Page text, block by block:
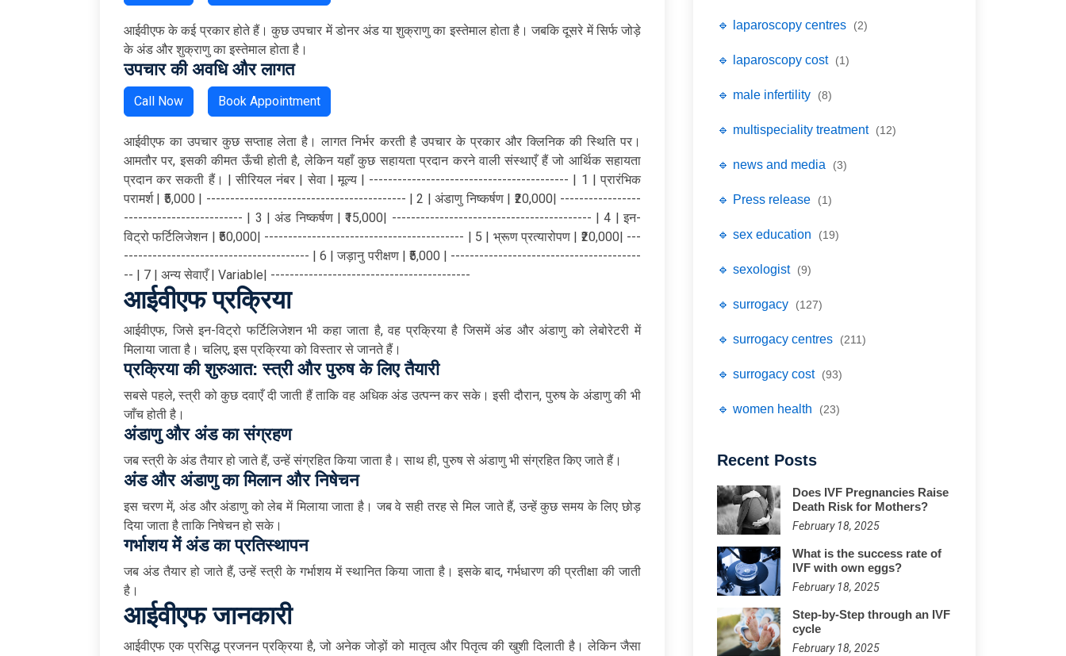
आईवीएफ के कई प्रकार होते हैं। कुछ उपचार में डोनर अंड या शुक्राणु का इस्तेमाल होता है। जबकि दूसरे में सिर्फ जोड़े
के अंड और शुक्राणु का इस्तेमाल होता है।
उपचार की अवधि और लागत
Call Now Book Appointment
आईवीएफ का उपचार कुछ सप्ताह लेता है। लागत निर्भर करती है उपचार के प्रकार और क्लिनिक की स्थिति पर।
आमतौर पर, इसकी कीमत ऊँची होती है, लेकिन यहाँ कुछ सहायता प्रदान करने वाली संस्थाएँ हैं जो आर्थिक सहायता
प्रदान कर सकती हैं। | सीरियल नंबर | सेवा | मूल्य | ------------------------------------------ | 1 | प्रारंभिक
परामर्श | ₹5,000 | ------------------------------------------ | 2 | अंडाणु निष्कर्षण | ₹20,000| -----------------
------------------------- | 3 | अंड निष्कर्षण | ₹15,000| ------------------------------------------ | 4 | इन-
विट्रो फर्टिलिजेशन | ₹50,000| ------------------------------------------ | 5 | भ्रूण प्रत्यारोपण | ₹20,000| ---
--------------------------------------- | 6 | जड़ानु परीक्षण | ₹5,000 | ----------------------------------------
-- | 7 | अन्य सेवाएँ | Variable| ------------------------------------------
आईवीएफ प्रक्रिया
आईवीएफ, जिसे इन-विट्रो फर्टिलिजेशन भी कहा जाता है, वह प्रक्रिया है जिसमें अंड और अंडाणु को लेबोरेटरी में
मिलाया जाता है। चलिए, इस प्रक्रिया को विस्तार से जानते हैं।
प्रक्रिया की शुरुआत: स्त्री और पुरुष के लिए तैयारी
सबसे पहले, स्त्री को कुछ दवाएँ दी जाती हैं ताकि वह अधिक अंड उत्पन्न कर सके। इसी दौरान, पुरुष के अंडाणु की भी
जाँच होती है।
अंडाणु और अंड का संग्रहण
जब स्त्री के अंड तैयार हो जाते हैं, उन्हें संग्रहित किया जाता है। साथ ही, पुरुष से अंडाणु भी संग्रहित किए जाते हैं।
अंड और अंडाणु का मिलान और निषेचन
इस चरण में, अंड और अंडाणु को लेब में मिलाया जाता है। जब वे सही तरह से मिल जाते हैं, उन्हें कुछ समय के लिए छोड़
दिया जाता है ताकि निषेचन हो सके।
गर्भाशय में अंड का प्रतिस्थापन
जब अंड तैयार हो जाते हैं, उन्हें स्त्री के गर्भाशय में स्थानित किया जाता है। इसके बाद, गर्भधारण की प्रतीक्षा की जाती
है।
आईवीएफ जानकारी
आईवीएफ एक प्रसिद्ध प्रजनन प्रक्रिया है, जो अनेक जोड़ों को मातृत्व और पितृत्व की खुशी दिलाती है। लेकिन जैसा
🔹 laparoscopy centres (2)
🔹 laparoscopy cost (1)
🔹 male infertility (8)
🔹 multispeciality treatment (12)
🔹 news and media (3)
🔹 Press release (1)
🔹 sex education (19)
🔹 sexologist (9)
🔹 surrogacy (127)
🔹 surrogacy centres (211)
🔹 surrogacy cost (93)
🔹 women health (23)
Recent Posts
Does IVF Pregnancies Raise
Death Risk for Mothers?
February 18, 2025
What is the success rate of
IVF with own eggs?
February 18, 2025
Step-by-Step through an IVF
cycle
February 18, 2025